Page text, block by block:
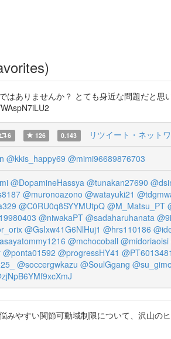
ありませんか？ とても身近な問題だと
6 126 0.143 リツイート・ネット
@kkis_happy69 @mimi96689876703
@DopamineHassya @tunakan27690
@muronoazono @watayuki21
@C0RU0q8SYYMUtpQ @M_Matsu_PT
@niwakaPT @sadaharuhanata
@GsIxw41G6NlHuj1 @hrs110186
@mchocoball @midoriaoisi
@ponta01592 @progressHY41
@soccergwkazu @SoulGgang
みやすい関節可動域制限について、沢山